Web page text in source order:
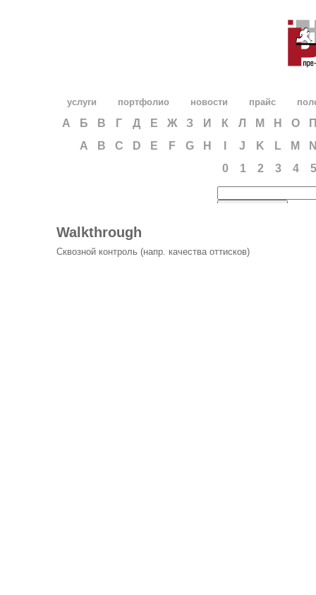
услуги портфолио новости прайс
А Б В Г Д Е Ж З И К Л М Н О
A
B C D E F G H J K L M
0
1 2 3 4 5
Walkthrough
Сквозной контроль (напр. качества оттисков)